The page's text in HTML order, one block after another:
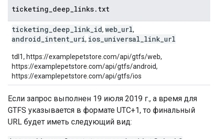
ticketing deep links. txt
ticketing_deep_link_id, web_url,
android_intent_uri, ios_universal_link_url
tdl1, https://examplepetstore.com/api/gtfs/web,
https://examplepetstore.com/api/gtfs/android,
https://examplepetstore.com/api/gtfs/ios
Если запрос выполнен 19 июля 2019 г., а время для
GTFS указывается в формате UTC+1, то финальный
URL будет иметь следующий вид: